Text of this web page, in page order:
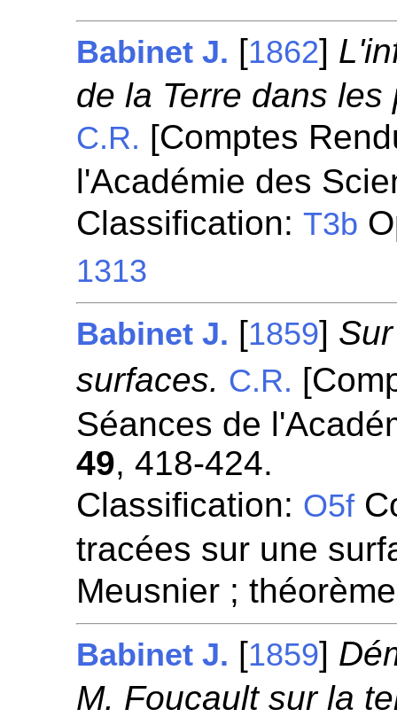
Babinet J. [1862]
de la Terre dans
C.R. [Comptes
l'Académie des
Classification:T3b
1313
Babinet J. [1859]
surfaces. C.R.
Séances de
49, 418-424.
Classification: O5f
tracées sur une
Meusnier ;
Babinet J. [1859]
M. Foucault sur la